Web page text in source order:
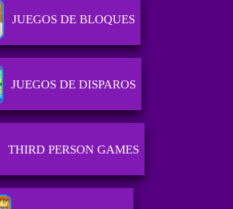
JUEGOS DE BLOQUES
JUEGOS DE DISPAROS
THIRD PERSON GAMES